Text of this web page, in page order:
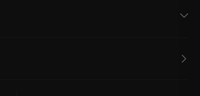
que dispararles a todos antes de
habilidades que hacen el combate